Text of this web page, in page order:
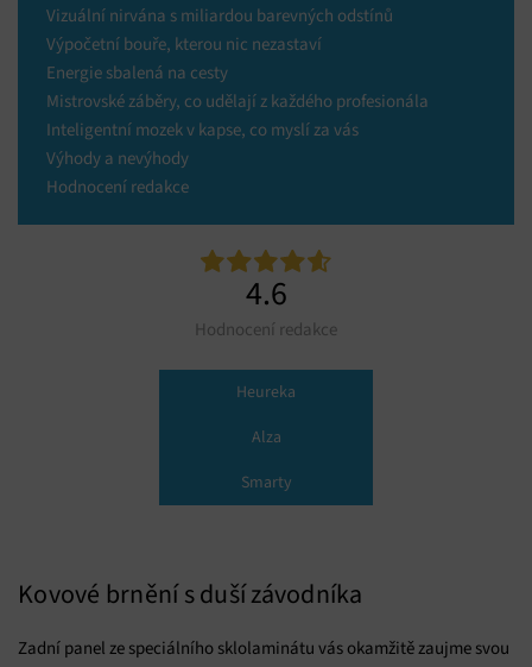
Vizuální nirvána s miliardou barevných odstínů
Výpočetní bouře, kterou nic nezastaví
Energie sbalená na cesty
Mistrovské záběry, co udělají z každého profesionála
Inteligentní mozek v kapse, co myslí za vás
Výhody a nevýhody
Hodnocení redakce
4.6
Hodnocení redakce
Heureka
Alza
Smarty
Kovové brnění s duší závodníka
Zadní panel ze speciálního sklolaminátu vás okamžitě zaujme svou